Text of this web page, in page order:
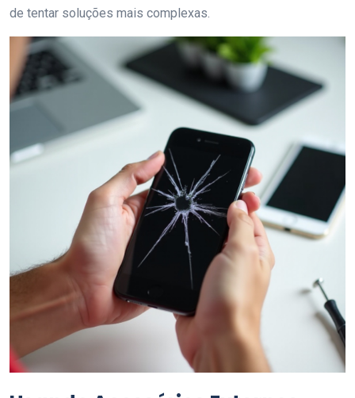
de tentar soluções mais complexas.